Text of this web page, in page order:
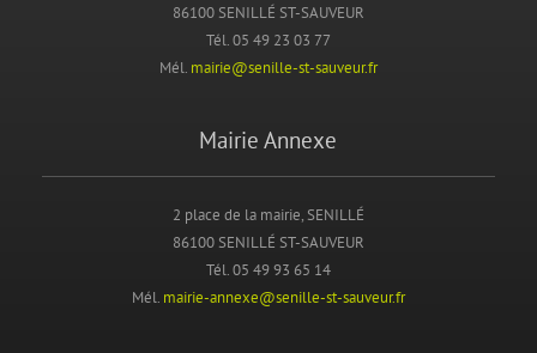
86100 SENILLÉ ST-SAUVEUR
Tél. 05 49 23 03 77
Mél. mairie@senille-st-sauveur.fr
Mairie Annexe
2 place de la mairie, SENILLÉ
86100 SENILLÉ ST-SAUVEUR
Tél. 05 49 93 65 14
Mél. mairie-annexe@senille-st-sauveur.fr